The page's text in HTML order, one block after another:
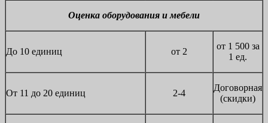
Оценка оборудования и мебели
До 10 единиц от 2
от 1 500 за
1 ед.
От 11 до 20 единиц 2-4
Договорная
(скидки)